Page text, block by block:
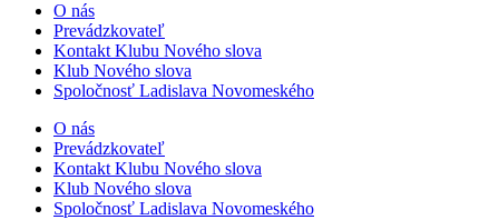
O nás
Prevádzkovateľ
Kontakt Klubu Nového slova
Klub Nového slova
Spoločnosť Ladislava Novomeského
O nás
Prevádzkovateľ
Kontakt Klubu Nového slova
Klub Nového slova
Spoločnosť Ladislava Novomeského